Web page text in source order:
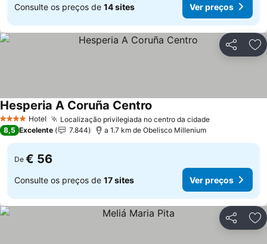
Consulte os preços de 14 sites Ver preços
Partilhar
4 EstrelasHotel Localização privilegiada no centro da cidadeVer preços
Hesperia A Coruña Centro
8,5 Excelente 7.844 a 1.7 km de Obelisco Millenium
De € 56
Consulte os preços de 17 sites Ver preços
Partilhar